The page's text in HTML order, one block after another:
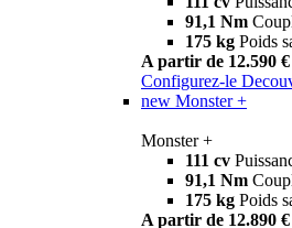
91,1 Nm
175 kg Poids
A partir de 12.590 €
Configurez-le
new Monster +
Monster +
111 cv
91,1 Nm
175 kg Poids
A partir de 12.890 €